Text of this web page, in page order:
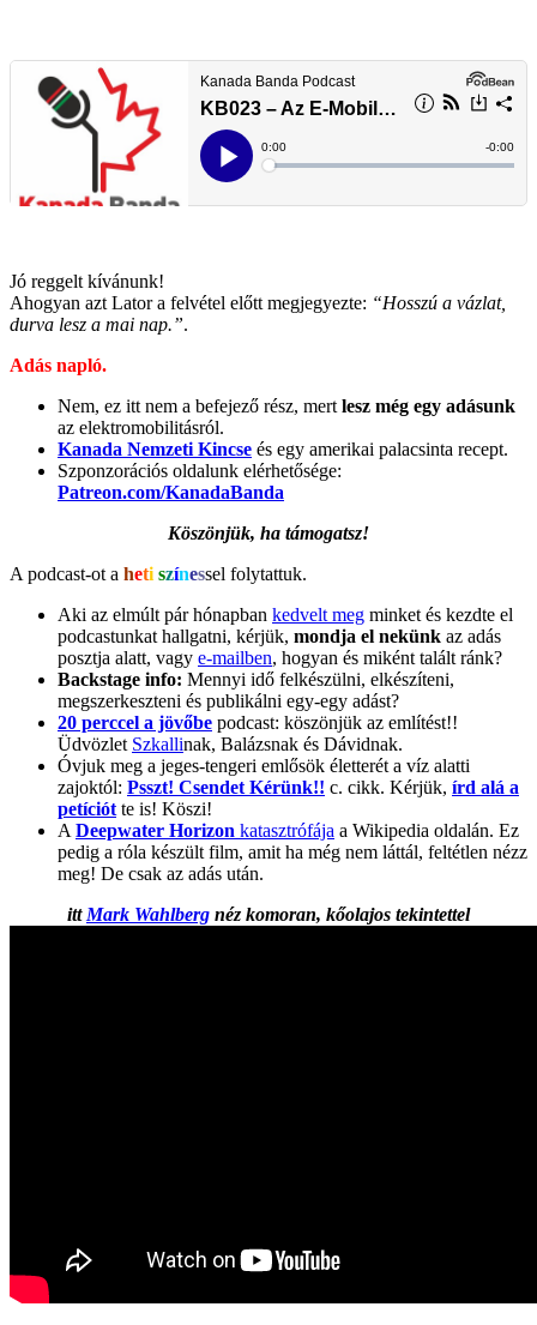
Jó reggelt kívánunk!
Ahogyan azt Lator a felvétel előtt megjegyezte: “Hosszú a vázlat,
durva lesz a mai nap.”.
Adás napló.
Nem, ez itt nem a befejező rész, mert lesz még egy adásunk
az elektromobilitásról.
Kanada Nemzeti Kincse és egy amerikai palacsinta recept.
Szponzorációs oldalunk elérhetősége:
Patreon.com/KanadaBanda
Köszönjük, ha támogatsz!
A podcast-ot a heti színessel folytattuk.
Aki az elmúlt pár hónapban kedvelt meg minket és kezdte el
podcastunkat hallgatni, kérjük, mondja el nekünk az adás
posztja alatt, vagy e-mailben, hogyan és miként talált ránk?
Backstage info: Mennyi idő felkészülni, elkészíteni,
megszerkeszteni és publikálni egy-egy adást?
20 perccel a jövőbe podcast: köszönjük az említést!!
Üdvözlet Szkallinak, Balázsnak és Dávidnak.
Óvjuk meg a jeges-tengeri emlősök életterét a víz alatti
zajoktól: Psszt! Csendet Kérünk!! c. cikk. Kérjük, írd alá a
petíciót te is! Köszi!
A Deepwater Horizon katasztrófája a Wikipedia oldalán. Ez
pedig a róla készült film, amit ha még nem láttál, feltétlen nézz
meg! De csak az adás után.
itt Mark Wahlberg néz komoran, kőolajos tekintettel